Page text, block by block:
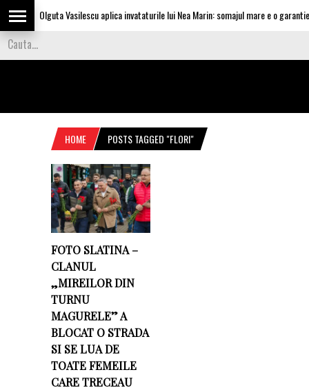
Olguta Vasilescu aplica invataturile lui Nea Marin: somajul mare e o
HOME POSTS TAGGED "FLORI"
FOTO SLATINA –
CLANUL
„MIREILOR DIN
TURNU
MAGURELE” A
BLOCAT O STRADA
SI SE LUA DE
TOATE FEMEILE
CARE TRECEAU